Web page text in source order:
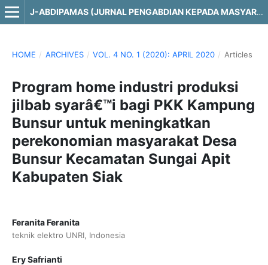
J-ABDIPAMAS (JURNAL PENGABDIAN KEPADA MASYARAKAT)
HOME / ARCHIVES / VOL. 4 NO. 1 (2020): APRIL 2020 / Articles
Program home industri produksi
jilbab syarâ€™i bagi PKK Kampung
Bunsur untuk meningkatkan
perekonomian masyarakat Desa
Bunsur Kecamatan Sungai Apit
Kabupaten Siak
Feranita Feranita
teknik elektro UNRI, Indonesia
Ery Safrianti